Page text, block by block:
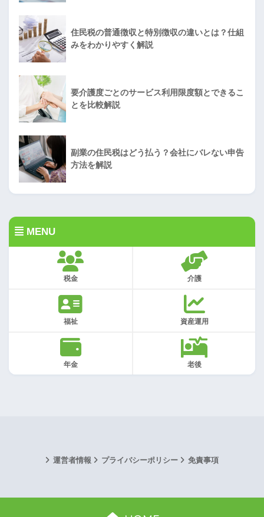
住民税の普通徴収と特別徴収の違いとは？仕組
みをわかりやすく解説
要介護度ごとのサービス利用限度額とできるこ
とを比較解説
副業の住民税はどう払う？会社にバレない申告
方法を解説
MENU
税金 介護
福祉 資産運用
年金 老後
運営者情報 プライバシーポリシー 免責事項